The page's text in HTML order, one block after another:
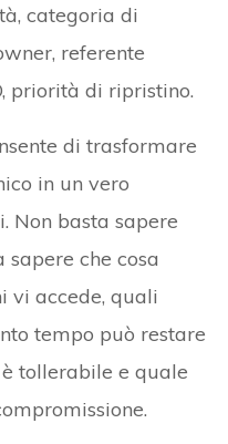
categoria di
referente
priorità di ripristino.
di trasformare
in un vero
Non basta sapere
sapere che cosa
vi accede, quali
tempo può restare
tollerabile e quale